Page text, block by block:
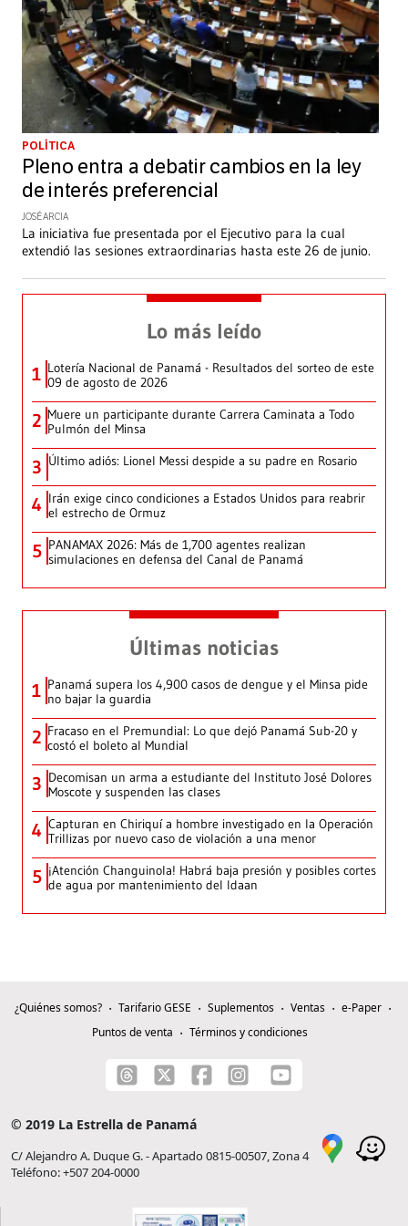
POLÍTICA
Pleno entra a debatir cambios en la ley
de interés preferencial
JOSÉ ARCIA
La iniciativa fue presentada por el Ejecutivo para la cual
extendió las sesiones extraordinarias hasta este 26 de junio.
Lo más leído
1 Lotería Nacional de Panamá - Resultados del sorteo de este
09 de agosto de 2026
2 Muere un participante durante Carrera Caminata a Todo
Pulmón del Minsa
3 Último adiós: Lionel Messi despide a su padre en Rosario
4 Irán exige cinco condiciones a Estados Unidos para reabrir
el estrecho de Ormuz
5 PANAMAX 2026: Más de 1,700 agentes realizan
simulaciones en defensa del Canal de Panamá
Últimas noticias
1 Panamá supera los 4,900 casos de dengue y el Minsa pide
no bajar la guardia
2 Fracaso en el Premundial: Lo que dejó Panamá Sub-20 y
costó el boleto al Mundial
3 Decomisan un arma a estudiante del Instituto José Dolores
Moscote y suspenden las clases
4 Capturan en Chiriquí a hombre investigado en la Operación
Trillizas por nuevo caso de violación a una menor
5 ¡Atención Changuinola! Habrá baja presión y posibles cortes
de agua por mantenimiento del Idaan
¿Quiénes somos? Tarifario GESE Suplementos Ventas
e-Paper
Puntos de venta
Términos y condiciones
© 2019 La Estrella de Panamá
C/ Alejandro A. Duque G. - Apartado 0815-00507, Zona 4
Teléfono: +507 204-0000